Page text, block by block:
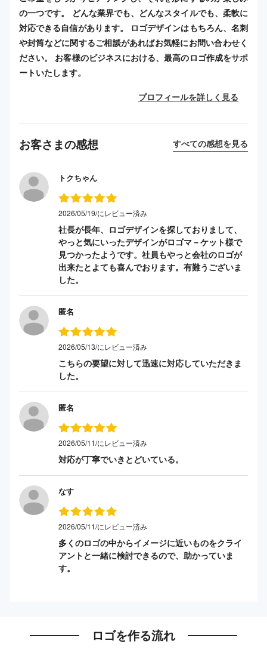
の一つです。 どんな業界でも、どんなスタイルでも、柔軟に
対応できる自信があります。 ロゴデザインはもちろん、名刺
や封筒などに関するご相談があればお気軽にお問い合わせく
ださい。 お客様のビジネスにおける、最高のロゴ作成をサポ
ートいたします。
プロフィールを詳しく見る
お客さまの感想 すべての感想を見る
トクちゃん
2026/05/19/にレビュー済み
社長が長年、ロゴデザインを探しておりまして、
やっと気にいったデザインがロゴマ－ケット様で
見つかったようです。社員もやっと会社のロゴが
出来たとよても喜んでおります。有難うございま
した。
匿名
2026/05/13/にレビュー済み
こちらの要望に対して迅速に対応していただきま
した。
匿名
2026/05/11/にレビュー済み
対応が丁寧でいきとどいている。
なす
2026/05/11/にレビュー済み
多くのロゴの中からイメージに近いものをクライ
アントと一緒に検討できるので、助かっていま
す。
ロゴを作る流れ